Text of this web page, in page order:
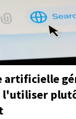
artificielle
l'utiliser